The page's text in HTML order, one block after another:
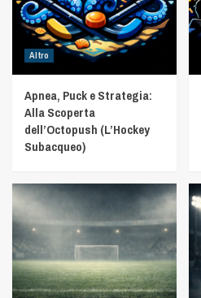
Altro
Apnea, Puck e Strategia:
Alla Scoperta
dell’Octopush (L’Hockey
Subacqueo)